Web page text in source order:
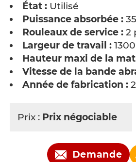
État : Utilisé
Puissance absorbée :
Rouleaux de service : 2
Largeur de travail :
Hauteur maxi de la
Vitesse de la bande
Année de fabrication :
Prix : Prix négociable
Demande